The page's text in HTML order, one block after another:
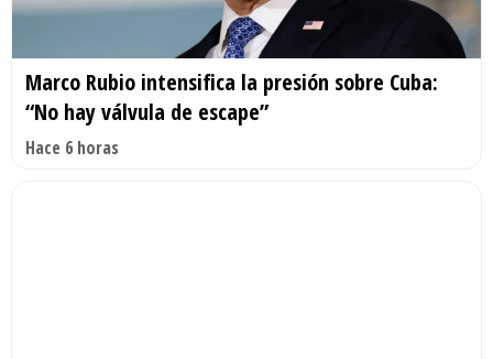
Marco Rubio intensifica la presión sobre Cuba:
“No hay válvula de escape”
Hace 6 horas